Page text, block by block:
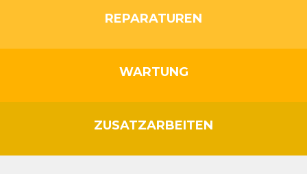
REPARATUREN
WARTUNG
ZUSATZARBEITEN